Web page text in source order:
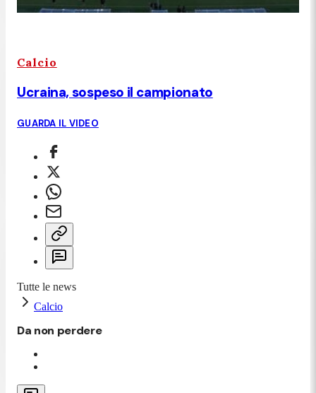
Calcio
Ucraina, sospeso il campionato
GUARDA IL VIDEO
Tutte le news
Calcio
Da non perdere